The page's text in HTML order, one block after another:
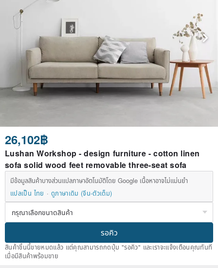
26,102฿
Lushan Workshop - design furniture - cotton linen
sofa solid wood feet removable three-seat sofa
มีข้อมูลสินค้าบางส่วนแปลภาษาอัตโนมัติโดย Google เนื้อหาอาจไม่แม่นยำ
แปลเป็น ไทย
ดูภาษาเดิม (จีน-ตัวเต็ม)
รอคิว
สินค้าชิ้นนี้ขายหมดแล้ว แต่คุณสามารถกดปุ่ม "รอคิว" และเราจะแจ้งเตือนคุณทันที
เมื่อมีสินค้าพร้อมขาย